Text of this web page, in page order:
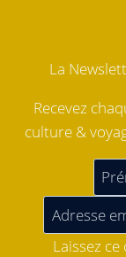
La
Recevez
culture &
Laissez